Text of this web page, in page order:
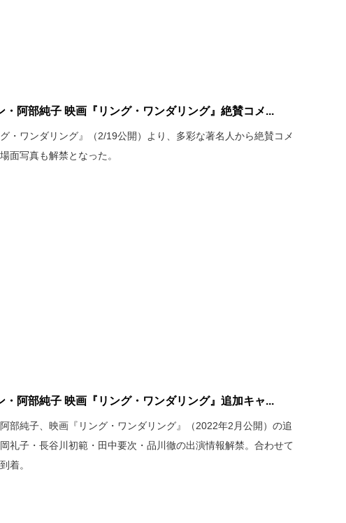
・阿部純子 映画『リング・ワンダリング』絶賛コメ...
・ワンダリング』（2/19公開）より、多彩な著名人から絶賛コメ
面写真も解禁となった。
・阿部純子 映画『リング・ワンダリング』追加キャ...
部純子、映画『リング・ワンダリング』（2022年2月公開）の追
礼子・長谷川初範・田中要次・品川徹の出演情報解禁。合わせて
着。